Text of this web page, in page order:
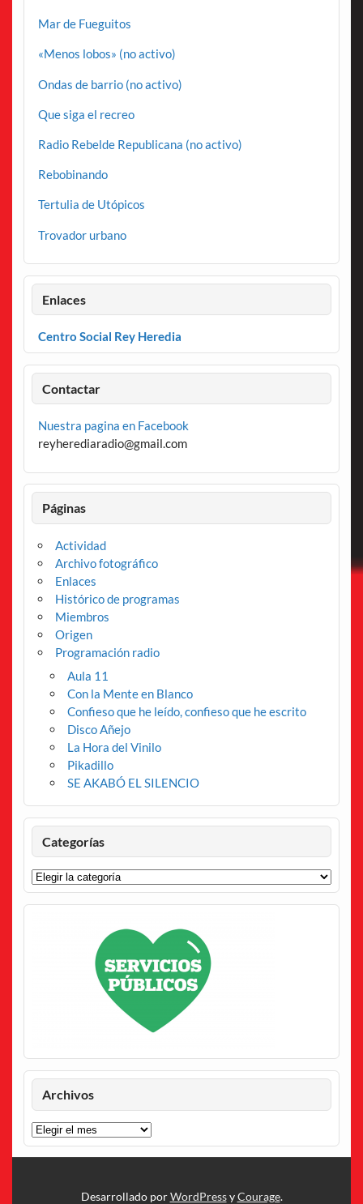
Mar de Fueguitos
«Menos lobos» (no activo)
Ondas de barrio (no activo)
Que siga el recreo
Radio Rebelde Republicana (no activo)
Rebobinando
Tertulia de Utópicos
Trovador urbano
Enlaces
Centro Social Rey Heredia
Contactar
Nuestra pagina en Facebook
reyherediaradio@gmail.com
Páginas
Actividad
Archivo fotográfico
Enlaces
Histórico de programas
Miembros
Origen
Programación radio
Aula 11
Con la Mente en Blanco
Confieso que he leído, confieso que he escrito
Disco Añejo
La Hora del Vinilo
Pikadillo
SE AKABÓ EL SILENCIO
Categorías
Categorías
Archivos
Archivos
Desarrollado porWordPressyCourage.